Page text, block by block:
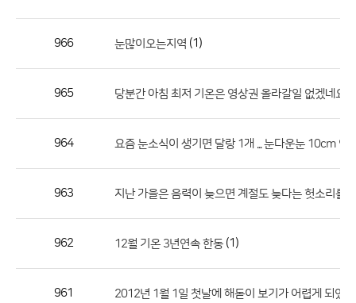
호,
록
966 눈많이오는지역 (1)
965 당분간 아침 최저 기온은 영상권 올라갈일 없겠네요?
964 요즘 눈소식이 생기면 달랑 1개 ... 눈다운눈 10cm 언
963 지난 가을은 음력이 늦으면 계절도 늦다는 헛소리를
962 12월 기온 3년연속 한동 (1)
961 2012년 1월 1일 첫날에 해돋이 보기가 어렵게 되었네